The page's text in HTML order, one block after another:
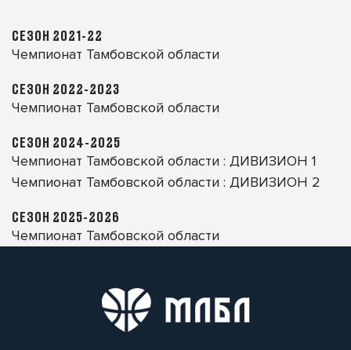
СЕЗОН 2021-22
Чемпионат Тамбовской области
СЕЗОН 2022-2023
Чемпионат Тамбовской области
СЕЗОН 2024-2025
Чемпионат Тамбовской области : ДИВИЗИОН 1
Чемпионат Тамбовской области : ДИВИЗИОН 2
СЕЗОН 2025-2026
Чемпионат Тамбовской области